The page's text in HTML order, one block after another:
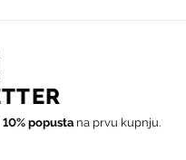
popustana prvu kupnju.